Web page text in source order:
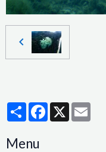
PartagerFacebook
X
Menu